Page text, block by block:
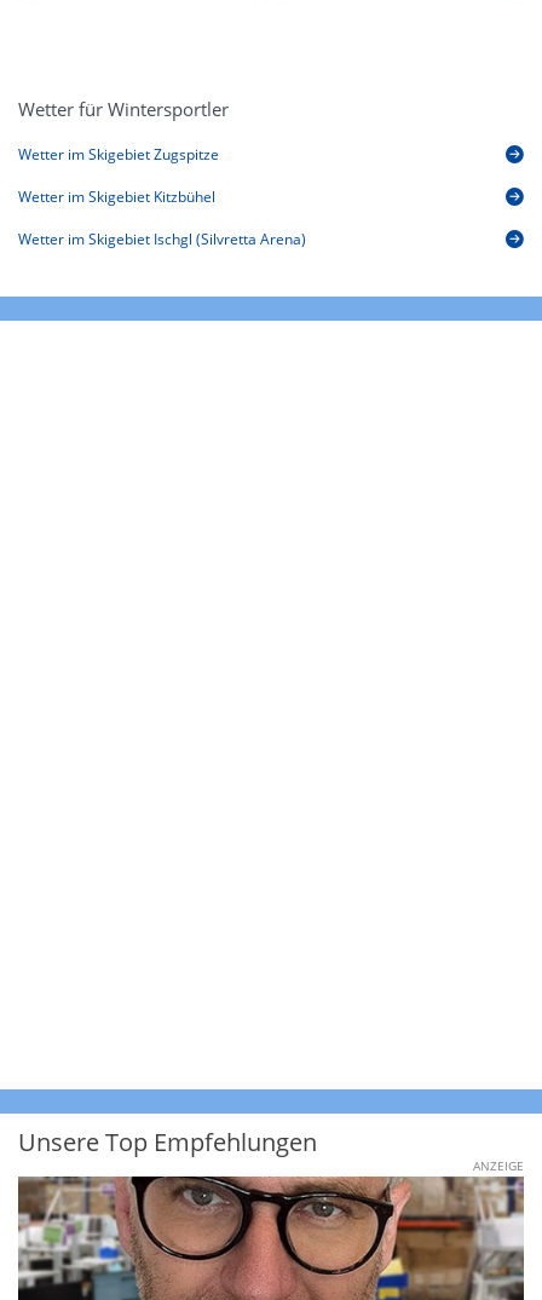
Wetter für Wintersportler
Wetter im Skigebiet Zugspitze
Wetter im Skigebiet Kitzbühel
Wetter im Skigebiet Ischgl (Silvretta Arena)
Unsere Top Empfehlungen
ANZEIGE